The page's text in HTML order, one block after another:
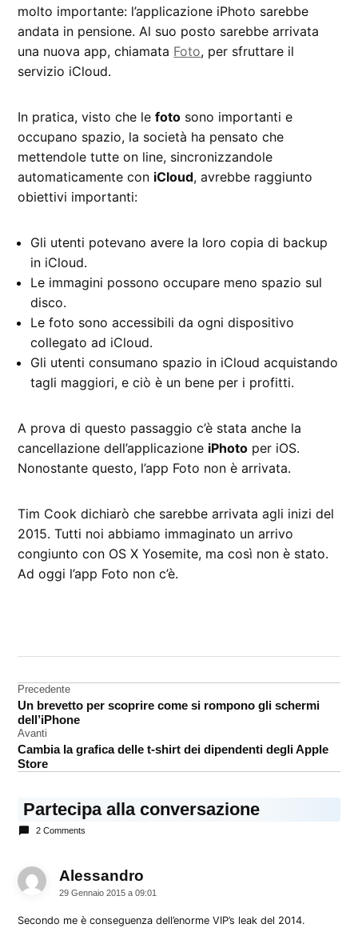
molto importante: l’applicazione iPhoto sarebbe
andata in pensione. Al suo posto sarebbe arrivata
una nuova app, chiamata Foto, per sfruttare il
servizio iCloud.
In pratica, visto che lefoto sono importanti e
occupano spazio, la società ha pensato che
mettendole tutte on line, sincronizzandole
automaticamente con iCloud, avrebbe raggiunto
obiettivi importanti:
Gli utenti potevano avere la loro copia di backup
in iCloud.
Le immagini possono occupare meno spazio sul
disco.
Le foto sono accessibili da ogni dispositivo
collegato ad iCloud.
Gli utenti consumano spazio in iCloud acquistando
tagli maggiori, e ciò è un bene per i profitti.
A prova di questo passaggio c’è stata anche la
cancellazione dell’applicazione iPhoto per iOS.
Nonostante questo, l’app Foto non è arrivata.
Tim Cook dichiarò che sarebbe arrivata agli inizi del
2015. Tutti noi abbiamo immaginato un arrivo
congiunto con OS X Yosemite, ma così non è stato.
Ad oggi l’app Foto non c’è.
OS X
Yosemite
Navigazione
articoli
Precedente
Un brevetto per scoprire come si rompono gli schermi
dell’iPhone
Avanti
Cambia la grafica delle t-shirt dei dipendenti degli Apple
Store
Partecipa alla conversazione
2 Comments
Alessandro
29 Gennaio 2015 a 09:01
Secondo me è conseguenza dell’enorme VIP’s leak del 2014.